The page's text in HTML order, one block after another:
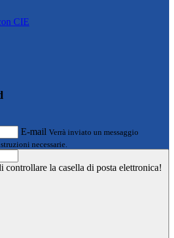
CIE
E-mail Verrà inviato un messaggio
necessarie.
controllare la casella di posta elettronica!